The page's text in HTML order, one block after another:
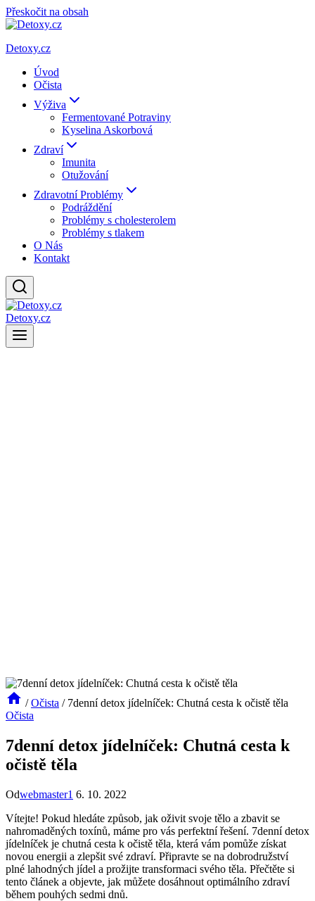
Přeskočit na obsah
Detoxy.cz
Úvod
Očista
Výživa
Fermentované Potraviny
Kyselina Askorbová
Zdraví
Imunita
Otužování
Zdravotní Problémy
Podráždění
Problémy s cholesterolem
Problémy s tlakem
O Nás
Kontakt
Detoxy.cz
/ Očista / 7denní detox jídelníček: Chutná cesta k očistě těla
Očista
7denní detox jídelníček: Chutná cesta k
očistě těla
Odwebmaster1 6. 10. 2022
Vítejte! Pokud hledáte způsob, jak oživit svoje tělo a zbavit se
nahromaděných toxínů, máme pro vás perfektní řešení. 7denní detox
jídelníček je chutná cesta k očistě těla, která vám pomůže získat
novou energii a zlepšit své zdraví. Připravte se na dobrodružství
plné lahodných jídel a prožijte transformaci svého těla. Přečtěte si
tento článek a objevte, jak můžete dosáhnout optimálního zdraví
během pouhých sedmi dnů.